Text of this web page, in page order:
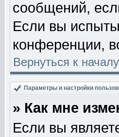
сообщений,
Если вы
конференции,
Вернуться к началу
Параметры и настройки
» Как мне
Если вы